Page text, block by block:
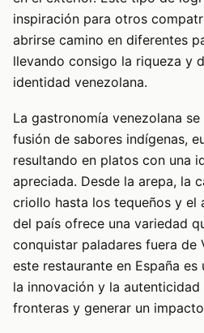
inspiración para otros
abrirse camino en diferentes
llevando consigo la riqueza y
identidad venezolana.
La gastronomía venezolana
fusión de sabores indígenas,
resultando en platos con una
apreciada. Desde la arepa, la
criollo hasta los tequeños y el
del país ofrece una variedad
conquistar paladares fuera de
este restaurante en España
la innovación y la
fronteras y generar un